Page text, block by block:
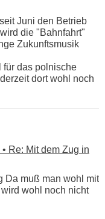
Juni den Betrieb
die "Bahnfahrt"
Zukunftsmusik
für das polnische
dort wohl noch
Re: Mit dem Zug in
Da muß man wohl mit
wohl noch nicht